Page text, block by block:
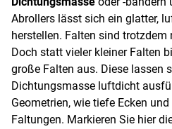
Abrollers lässt sich ein glatter,
herstellen. Falten sind trotzdem
Doch statt vieler kleiner Falten
große Falten aus. Diese lassen
Dichtungsmasse luftdicht
Geometrien, wie tiefe Ecken
Faltungen. Markieren Sie hier